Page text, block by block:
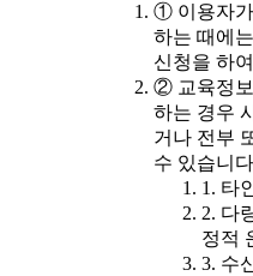
① 이용자
하는 때에
신청을 하
② 교육정보
하는 경우
거나 전부
수 있습니
1. 타
2. 다
정적
3. 수